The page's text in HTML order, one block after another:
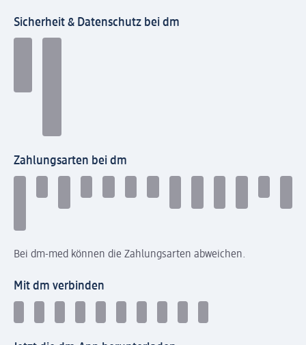
Sicherheit & Datenschutz bei dm
Zahlungsarten bei dm
Bei dm-med können die Zahlungsarten abweichen.
Mit dm verbinden